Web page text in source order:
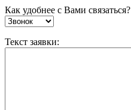
Как удобнее с Вами связаться?
Текст заявки: